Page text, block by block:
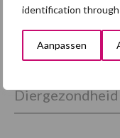
identification through
Aanpassen
Themapagina
Diergezondheid